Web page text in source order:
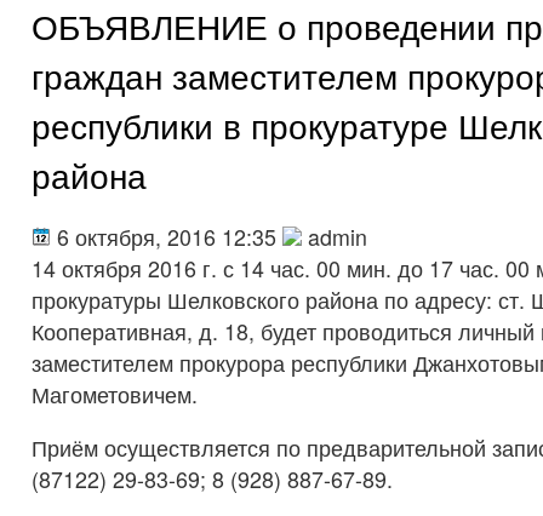
ОБЪЯВЛЕНИЕ о проведении
граждан заместителем
республики в прокуратуре
района
6 октября, 2016 12:35
admin
14 октября 2016 г. с 14 час. 00 мин. до 17 час. 00
прокуратуры Шелковского района по адресу: ст.
Кооперативная, д. 18, будет проводиться
заместителем прокурора республики
Магометовичем.
Приём осуществляется по предварительной
(87122) 29-83-69; 8 (928) 887-67-89.